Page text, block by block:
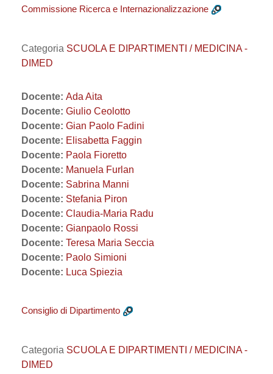
Commissione Ricerca e Internazionalizzazione
Categoria SCUOLA E DIPARTIMENTI / MEDICINA -
DIMED
Docente: Ada Aita
Docente: Giulio Ceolotto
Docente: Gian Paolo Fadini
Docente: Elisabetta Faggin
Docente: Paola Fioretto
Docente: Manuela Furlan
Docente: Sabrina Manni
Docente: Stefania Piron
Docente: Claudia-Maria Radu
Docente: Gianpaolo Rossi
Docente: Teresa Maria Seccia
Docente: Paolo Simioni
Docente: Luca Spiezia
Consiglio di Dipartimento
Categoria SCUOLA E DIPARTIMENTI / MEDICINA -
DIMED